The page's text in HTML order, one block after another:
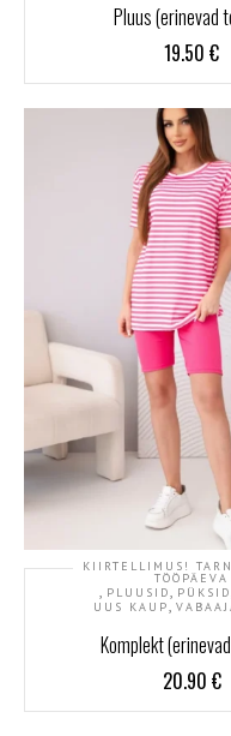
Pluus (erinevad
19.50 €
KIIRTELLIMUS!
TÖÖPÄEVA
, PLUUSID, PÜKSID
UUS KAUP,
Komplekt
20.90 €